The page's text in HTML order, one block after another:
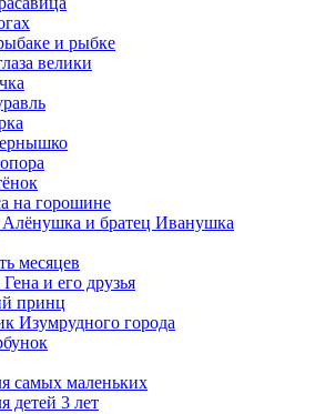
и рыбке
велики
на горошине
Алёнушка и братец Иванушка
месяцев
и его друзья
принц
Изумрудного города
самых маленьких
детей 3 лет